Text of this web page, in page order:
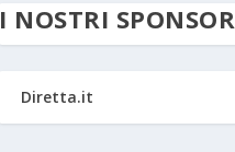
I NOSTRI SPONSOR
Diretta.it